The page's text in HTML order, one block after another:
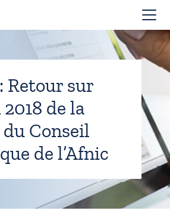
Retour sur
de la
Conseil
de l’Afnic
cookies